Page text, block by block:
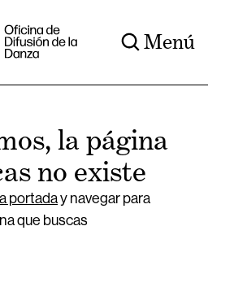
Menú
la página
no existe
portaday navegar para
que buscas